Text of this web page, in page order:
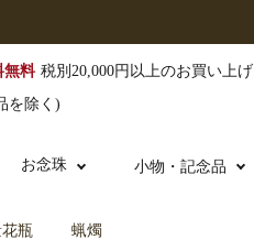
無料 税別20,000円以上のお買い上げ
を除く)
）
お念珠 小物・記念品
瓶 蝋燭